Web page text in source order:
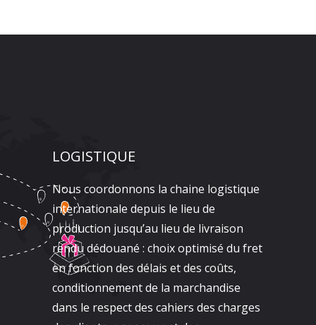
LOGISTIQUE
Nous coordonnons la chaine logistique
internationale depuis le lieu de
production jusqu’au lieu de livraison
rendu dédouané : choix optimisé du fret
en fonction des délais et des coûts,
conditionnement de la marchandise
dans le respect des cahiers des charges